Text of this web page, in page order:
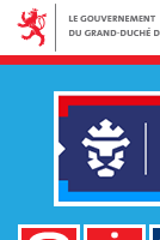
Aller
la
navigation
Aller
contenu